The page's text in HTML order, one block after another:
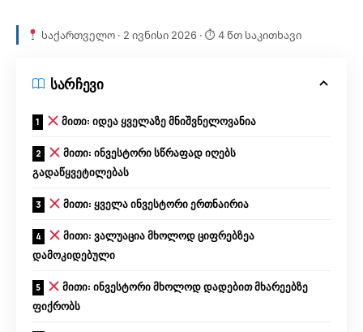
საქართველო · 2 ივნისი 2026 · ⏱ 4 წთ საკითხავი
სარჩევი
მითი: იდეა ყველაზე მნიშვნელოვანია
მითი: ინვესტორი სწრაფად იღებს
გადაწყვეტილებას
მითი: ყველა ინვესტორი ერთნაირია
მითი: ვალუაცია მხოლოდ ციფრებზეა
დამოკიდებული
მითი: ინვესტორი მხოლოდ დადებით მხარეებზე
ფიქრობს